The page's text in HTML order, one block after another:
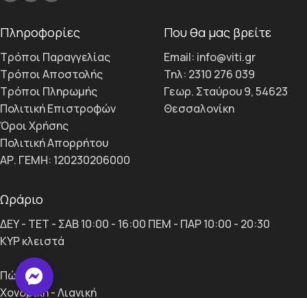
Πληροφορίες
Τρόποι Παραγγελίας
Τρόποι Αποστολής
Τρόποι Πληρωμής
Πολιτική Επιστροφών
Όροι Χρήσης
Πολιτική Απορρήτου
ΑΡ. ΓΕΜΗ: 120230206000
Που θα μας βρείτε
Email: info@viti.gr
Τηλ: 2310 276 039
Γεωρ. Σταύρου 9, 54623
Θεσσαλονίκη
Ωράριο
ΔΕΥ - ΤΕΤ - ΣΑΒ 10:00 - 16:00 ΠΕΜ - ΠΑΡ 10:00 - 20:30
ΚΥΡ κλειστά
Πώληση
Χονδρική - Λιανική